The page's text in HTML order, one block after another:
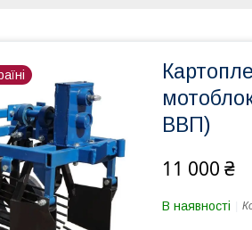
ВВП)
11 000 ₴
В наявності